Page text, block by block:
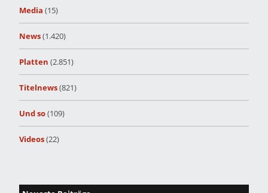
Media (15)
News(1.420)
Platten (2.851)
Titelnews(821)
Und so(109)
Videos(22)